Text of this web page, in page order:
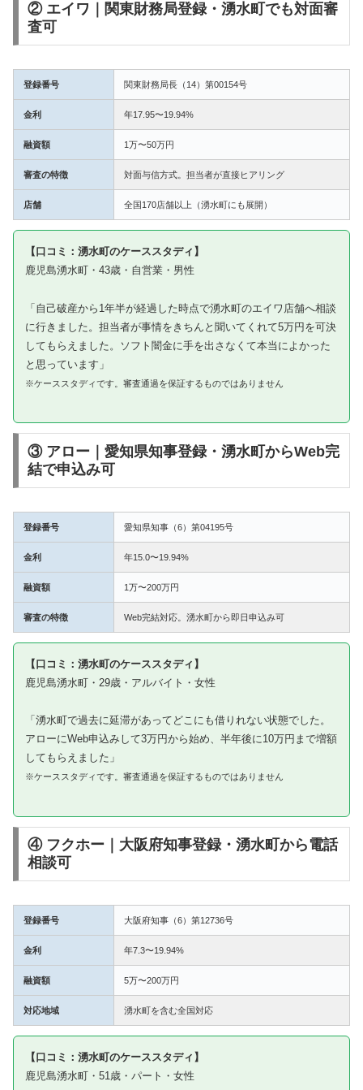
② エイワ｜関東財務局登録・湧水町でも対面審
査可
登録番号 関東財務局長（14）第00154号
金利 年17.95〜19.94%
融資額 1万〜50万円
審査の特徴 対面与信方式。担当者が直接ヒアリング
店舗 全国170店舗以上（湧水町にも展開）
【口コミ：湧水町のケーススタディ】
鹿児島湧水町・43歳・自営業・男性
「自己破産から1年半が経過した時点で湧水町のエイワ店舗へ相談
に行きました。担当者が事情をきちんと聞いてくれて5万円を可決
してもらえました。ソフト闇金に手を出さなくて本当によかった
と思っています」
※ケーススタディです。審査通過を保証するものではありません
③ アロー｜愛知県知事登録・湧水町からWeb完
結で申込み可
登録番号 愛知県知事（6）第04195号
金利 年15.0〜19.94%
融資額 1万〜200万円
審査の特徴 Web完結対応。湧水町から即日申込み可
【口コミ：湧水町のケーススタディ】
鹿児島湧水町・29歳・アルバイト・女性
「湧水町で過去に延滞があってどこにも借りれない状態でした。
アローにWeb申込みして3万円から始め、半年後に10万円まで増額
してもらえました」
※ケーススタディです。審査通過を保証するものではありません
④ フクホー｜大阪府知事登録・湧水町から電話
相談可
登録番号 大阪府知事（6）第12736号
金利 年7.3〜19.94%
融資額 5万〜200万円
対応地域 湧水町を含む全国対応
【口コミ：湧水町のケーススタディ】
鹿児島湧水町・51歳・パート・女性